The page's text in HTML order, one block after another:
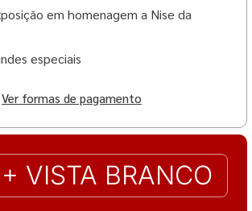
em homenagem a Nise da
especiais
Ver formas de pagamento
VISTA BRANCO